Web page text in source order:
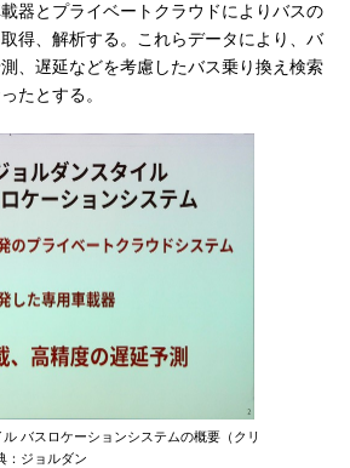
器とプライベートクラウドによりバスの
得、解析する。これらデータにより、バ
、遅延などを考慮したバス乗り換え検索
たとする。
バスロケーションシステムの概要（クリ
：ジョルダン